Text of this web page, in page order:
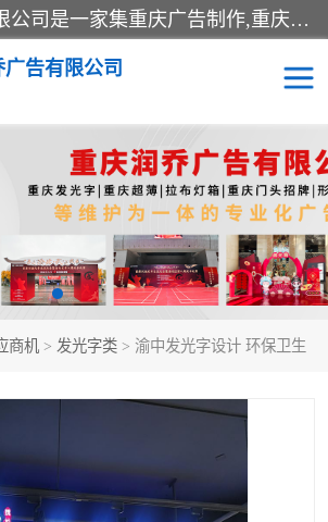
重庆润乔广告有限公司是一家集重庆广告制作,重庆标识标牌,亚克力发光字,led发光字,树脂发光字,超薄灯箱,拉布灯箱,吸塑灯箱,门头招牌,企业形象墙,写真喷绘,x展架,拉网展架,广告展架,条幅,锦旗设计,制作,施工,维护为一体的专业化广告公司.
告有限公司
商机 > 发光字类 > 渝中发光字设计 环保卫生
发光字类
形象墙类
写真喷绘类
条幅